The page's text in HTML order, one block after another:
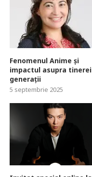
Fenomenul Anime și
impactul asupra tinerei
generații
5 septembrie 2025